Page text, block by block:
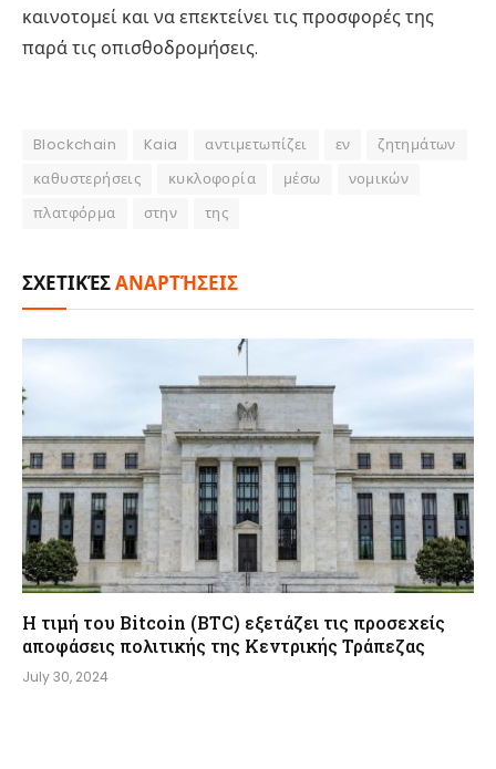
καινοτομεί και να επεκτείνει τις προσφορές της
παρά τις οπισθοδρομήσεις.
Blockchain Kaia αντιμετωπίζει εν
ζητημάτων
καθυστερήσεις
κυκλοφορία μέσω
νομικών
πλατφόρμα
στην της
ΣΧΕΤΙΚΈΣΑΝΑΡΤΉΣΕΙΣ
Η τιμή του Bitcoin (BTC) εξετάζει τις προσεχείς
αποφάσεις πολιτικής της Κεντρικής Τράπεζας
July 30, 2024